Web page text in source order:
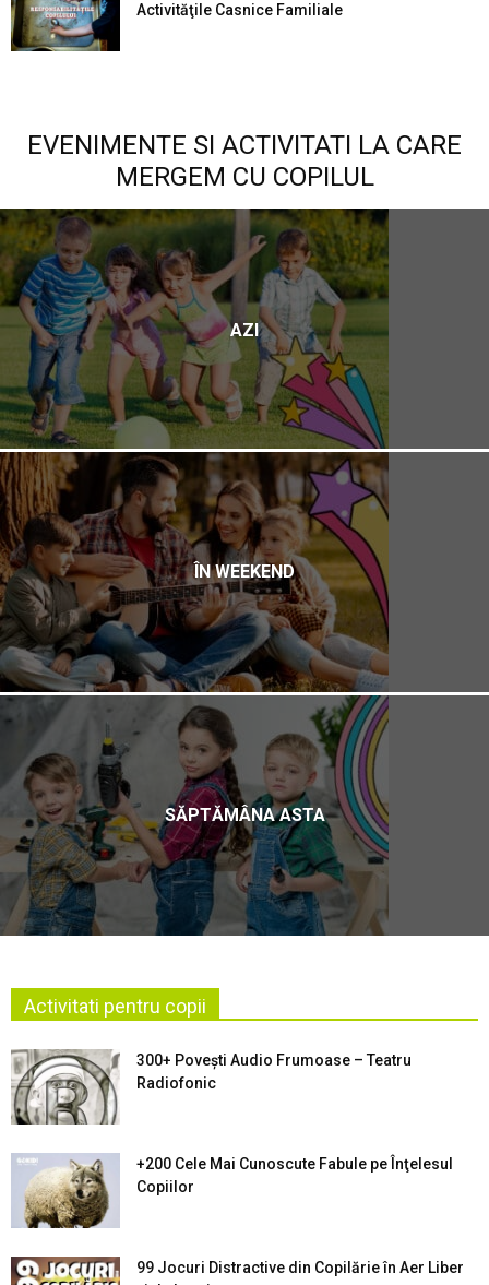
Activităţile Casnice Familiale
EVENIMENTE SI ACTIVITATI LA CARE
MERGEM CU COPILUL
AZI
ÎN WEEKEND
SĂPTĂMÂNA ASTA
Activitati pentru copii
300+ Povești Audio Frumoase – Teatru
Radiofonic
+200 Cele Mai Cunoscute Fabule pe Înţelesul
Copiilor
99 Jocuri Distractive din Copilărie în Aer Liber